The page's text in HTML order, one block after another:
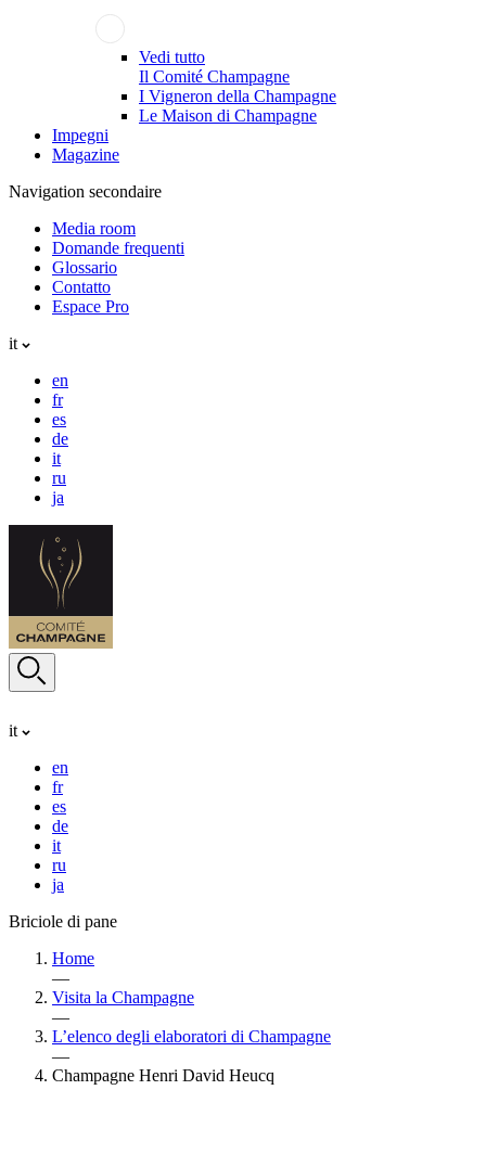
Vedi tutto
Il Comité Champagne
I Vigneron della Champagne
Le Maison di Champagne
Impegni
Magazine
Navigation secondaire
Media room
Domande frequenti
Glossario
Contatto
Espace Pro
it
en
fr
es
de
it
ru
ja
it
en
fr
es
de
it
ru
ja
Briciole di pane
Home
—
Visita la Champagne
—
L’elenco degli elaboratori di Champagne
—
Champagne Henri David Heucq